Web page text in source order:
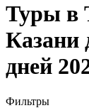
Туры в
Казани
дней
Фильтры